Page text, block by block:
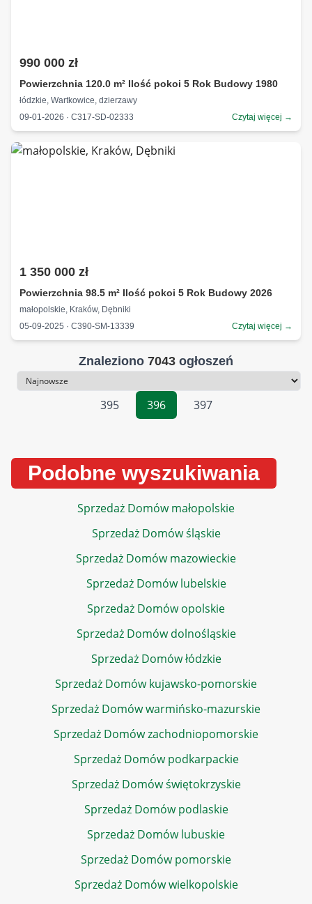
990 000 zł
Powierzchnia 120.0 m² Ilość pokoi 5 Rok Budowy 1980
łódzkie, Wartkowice, dzierzawy
09-01-2026 · C317-SD-02333
Czytaj więcej →
1 350 000 zł
Powierzchnia 98.5 m² Ilość pokoi 5 Rok Budowy 2026
małopolskie, Kraków, Dębniki
05-09-2025 · C390-SM-13339
Czytaj więcej →
Znaleziono 7043 ogłoszeń
Sortowanie
395
396 397
Podobne wyszukiwania
Sprzedaż Domów małopolskie
Sprzedaż Domów śląskie
Sprzedaż Domów mazowieckie
Sprzedaż Domów lubelskie
Sprzedaż Domów opolskie
Sprzedaż Domów dolnośląskie
Sprzedaż Domów łódzkie
Sprzedaż Domów kujawsko-pomorskie
Sprzedaż Domów warmińsko-mazurskie
Sprzedaż Domów zachodniopomorskie
Sprzedaż Domów podkarpackie
Sprzedaż Domów świętokrzyskie
Sprzedaż Domów podlaskie
Sprzedaż Domów lubuskie
Sprzedaż Domów pomorskie
Sprzedaż Domów wielkopolskie